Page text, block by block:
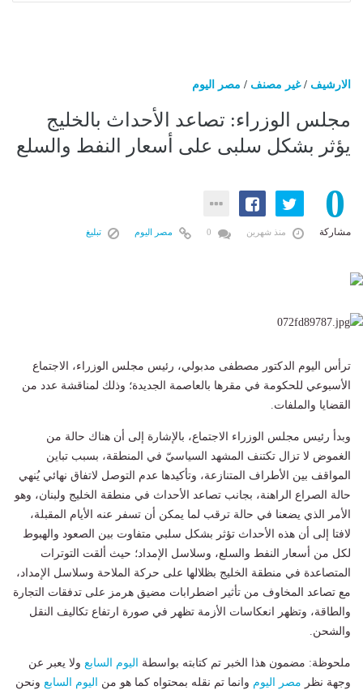
الارشيف /غير مصنف / مصر اليوم
مجلس الوزراء: تصاعد الأحداث بالخليج
يؤثر بشكل سلبى على أسعار النفط والسلع
0
مشاركة منذ شهرين مصر اليوم تبليغ
ترأس اليوم الدكتور مصطفى مدبولي، رئيس مجلس الوزراء، الاجتماع
الأسبوعي للحكومة في مقرها بالعاصمة الجديدة؛ وذلك لمناقشة عدد من
القضايا والملفات.
وبدأ رئيس مجلس الوزراء الاجتماع، بالإشارة إلى أن هناك حالة من
الغموض لا تزال تكتنف المشهد السياسيّ في المنطقة، بسبب تباين
المواقف بين الأطراف المتنازعة، وتأكيدها عدم التوصل لاتفاق نهائي يُنهي
حالة الصراع الراهنة، بجانب تصاعد الأحداث في منطقة الخليج ولبنان، وهو
الأمر الذي يضعنا في حالة ترقب لما يمكن أن تسفر عنه الأيام المقبلة،
لافتا إلى أن هذه الأحداث تؤثر بشكل سلبي متفاوت بين الصعود والهبوط
لكل من أسعار النفط والسلع، وسلاسل الإمداد؛ حيث ألقت التوترات
المتصاعدة في منطقة الخليج بظلالها على حركة الملاحة وسلاسل الإمداد،
مع تصاعد المخاوف من تأثير اضطرابات مضيق هرمز على تدفقات التجارة
والطاقة، وتظهر انعكاسات الأزمة تظهر في صورة ارتفاع تكاليف النقل
والشحن.
ملحوظة: مضمون هذا الخبر تم كتابته بواسطة اليوم السابع ولا يعبر عن
وجهة نظر مصر اليوم وانما تم نقله بمحتواه كما هو من اليوم السابع ونحن